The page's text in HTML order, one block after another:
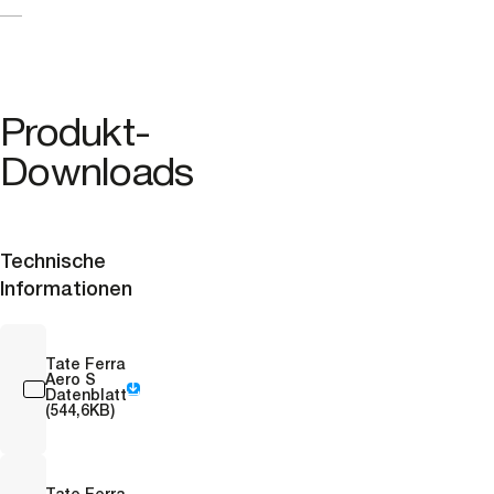
Produkt-
Downloads
Technische
Informationen
Tate Ferra
Aero S
Datenblatt
(544,6KB)